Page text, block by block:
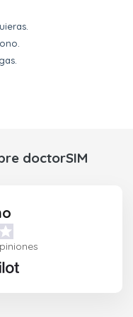
doctorSIM